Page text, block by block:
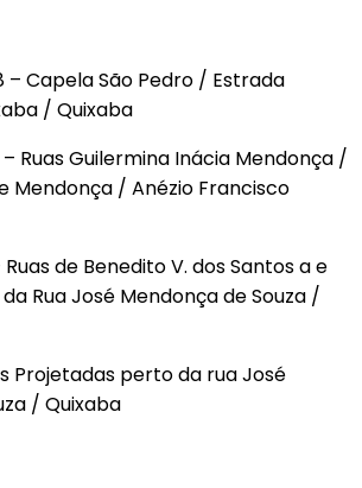
Capela São Pedro / Estrada
/ Quixaba
Ruas Guilermina Inácia Mendonça /
Mendonça / Anézio Francisco
de Benedito V. dos Santos a e
Rua José Mendonça de Souza /
Projetadas perto da rua José
/ Quixaba